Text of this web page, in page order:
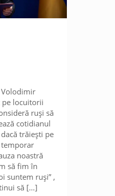
Volodimir
pe locuitorii
ruși să
cotidianul
dacă trăiești pe
noastră
să fim în
suntem ruși” ,
să […]